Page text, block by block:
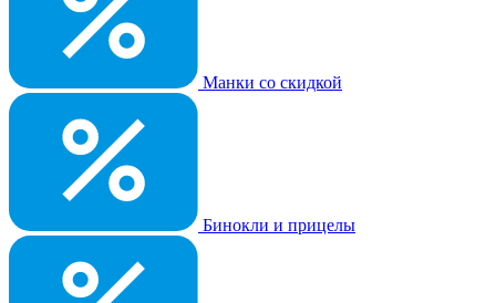
Манки со скидкой
Бинокли и прицелы